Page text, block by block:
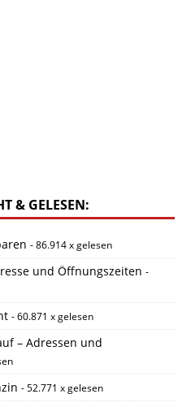
& GELESEN:
- 86.914 x gelesen
und Öffnungszeiten -
- 60.871 x gelesen
– Adressen und
- 52.771 x gelesen